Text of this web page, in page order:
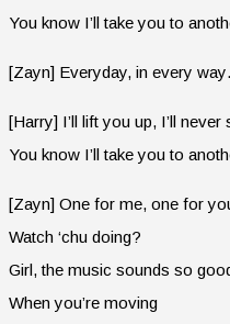
You know I’ll take you to
[Zayn] Everyday, in every
[Harry] I’ll lift you up, I’ll never
You know I’ll take you to
[Zayn] One for me, one for
Watch ‘chu doing?
Girl, the music sounds so
When you’re moving